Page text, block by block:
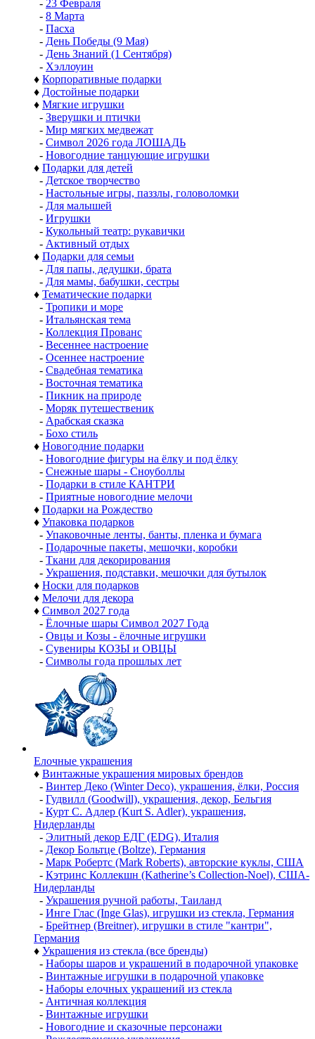
- 23 Февраля
- 8 Марта
- Пасха
- День Победы (9 Мая)
- День Знаний (1 Сентября)
- Хэллоуин
♦ Корпоративные подарки
♦ Достойные подарки
♦ Мягкие игрушки
- Зверушки и птички
- Мир мягких медвежат
- Символ 2026 года ЛОШАДЬ
- Новогодние танцующие игрушки
♦ Подарки для детей
- Детское творчество
- Настольные игры, паззлы, головоломки
- Для малышей
- Игрушки
- Кукольный театр: рукавички
- Активный отдых
♦ Подарки для семьи
- Для папы, дедушки, брата
- Для мамы, бабушки, сестры
♦ Тематические подарки
- Тропики и море
- Итальянская тема
- Коллекция Прованс
- Весеннее настроение
- Осеннее настроение
- Свадебная тематика
- Восточная тематика
- Пикник на природе
- Моряк путешественик
- Арабская сказка
- Бохо стиль
♦ Новогодние подарки
- Новогодние фигуры на ёлку и под ёлку
- Снежные шары - Сноуболлы
- Подарки в стиле КАНТРИ
- Приятные новогодние мелочи
♦ Подарки на Рождество
♦ Упаковка подарков
- Упаковочные ленты, банты, пленка и бумага
- Подарочные пакеты, мешочки, коробки
- Ткани для декорирования
- Украшения, подставки, мешочки для бутылок
♦ Носки для подарков
♦ Мелочи для декора
♦ Символ 2027 года
- Ёлочные шары Символ 2027 Года
- Овцы и Козы - ёлочные игрушки
- Сувениры КОЗЫ и ОВЦЫ
- Символы года прошлых лет
Елочные украшения
♦ Винтажные украшения мировых брендов
- Винтер Деко (Winter Deco), украшения, ёлки, Россия
- Гудвилл (Goodwill), украшения, декор, Бельгия
- Курт С. Адлер (Kurt S. Adler), украшения,
Нидерланды
- Элитный декор ЕДГ (EDG), Италия
- Декор Больтце (Boltze), Германия
- Марк Робертс (Mark Roberts), авторские куклы, США
- Кэтринс Коллекшн (Katherine’s Collection-Noel), США-
Нидерланды
- Украшения ручной работы, Таиланд
- Инге Глас (Inge Glas), игрушки из стекла, Германия
- Брейтнер (Breitner), игрушки в стиле "кантри",
Германия
♦ Украшения из стекла (все бренды)
- Наборы шаров и украшений в подарочной упаковке
- Винтажные игрушки в подарочной упаковке
- Наборы елочных украшений из стекла
- Античная коллекция
- Винтажные игрушки
- Новогодние и сказочные персонажи